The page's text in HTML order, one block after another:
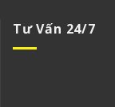
Tư Vấn 24/7